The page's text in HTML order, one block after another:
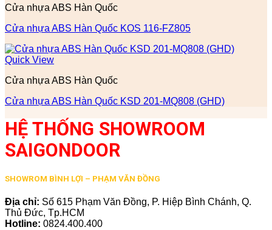
Cửa nhựa ABS Hàn Quốc
Cửa nhựa ABS Hàn Quốc KOS 116-FZ805
Quick View
Cửa nhựa ABS Hàn Quốc
Cửa nhựa ABS Hàn Quốc KSD 201-MQ808 (GHD)
HỆ THỐNG SHOWROOM
SAIGONDOOR
SHOWROM BÌNH LỢI – PHẠM VĂN ĐỒNG
Địa chỉ: Số 615 Phạm Văn Đồng, P. Hiệp Bình Chánh, Q.
Thủ Đức, Tp.HCM
Hotline: 0824.400.400